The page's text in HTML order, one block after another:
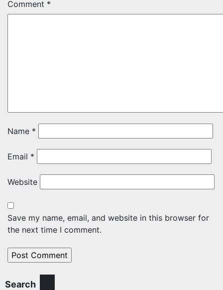
Comment *
Name *
Email *
Website
Save my name, email, and website in this browser for
the next time I comment.
Search